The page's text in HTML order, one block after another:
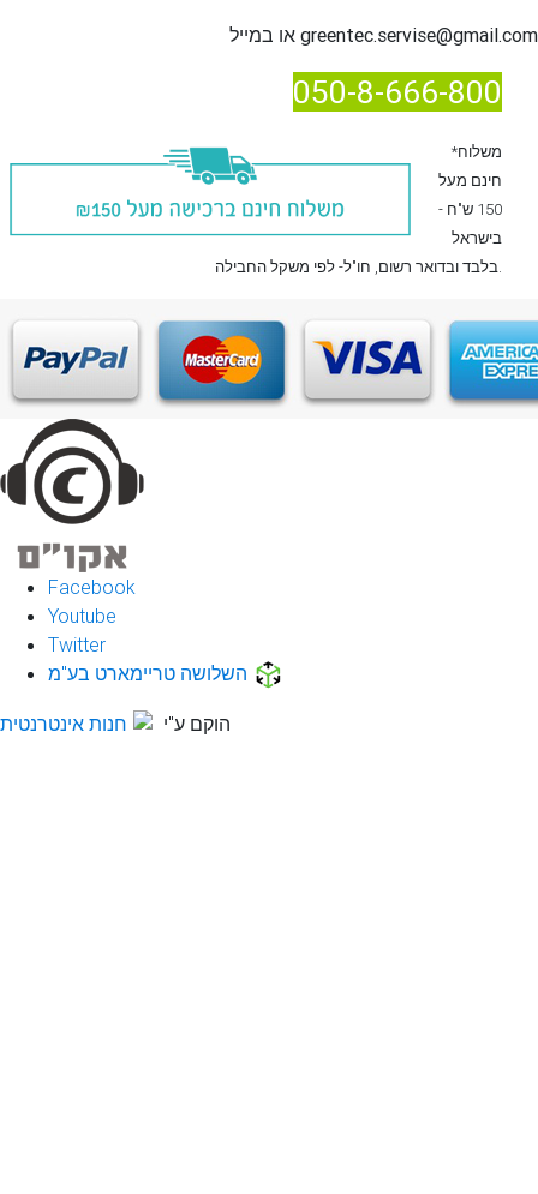
greentec.servise@gmail.com
050-8-666-800
*משלוח
חינם מעל
150 ש"ח -
בישראל
בלבדובדואר רשום , חו"ל- לפי משקל החבילה.
Facebook
Youtube
Twitter
השלושה טריימארט בע"מ
הוקם ע"י חנות אינטרנטית